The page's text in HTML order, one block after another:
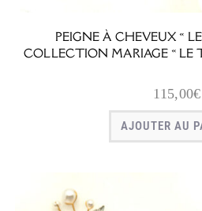
PEIGNE À CHEVEUX «
COLLECTION MARIAGE « LE
115,00€
AJOUTER AU